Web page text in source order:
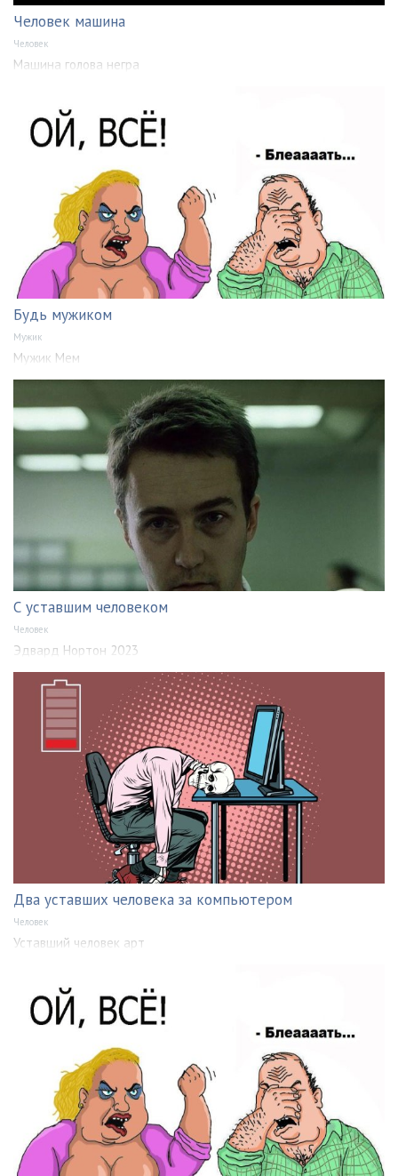
Человек машина
Человек
Машина голова негра
Будь мужиком
Мужик
Мужик Мем
С уставшим человеком
Человек
Эдвард Нортон 2023
Два уставших человека за компьютером
Человек
Уставший человек арт